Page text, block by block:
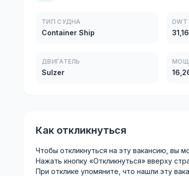
ТИП СУДНА
Container Ship
DWT
ДВИГАТЕЛЬ
Sulzer
Как откликнуться
Чтобы откликнуться на эту вакансию, вы
Нажать кнопку «Откликнуться» вверху
При отклике упомяните, что нашли эту